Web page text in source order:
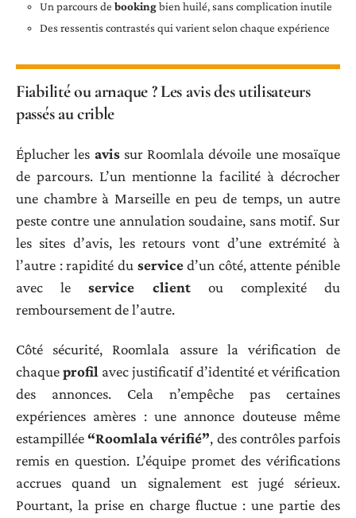
Un parcours de bookingbien huilé, sans complication inutile
Des ressentis contrastés qui varient selon chaque expérience
Fiabilité ou arnaque ? Les avis des utilisateurs
passés au crible
Éplucher les avissur Roomlala dévoile une mosaïque
de parcours. L’un mentionne la facilité à décrocher
une chambre à Marseille en peu de temps, un autre
peste contre une annulation soudaine, sans motif. Sur
les sites d’avis, les retours vont d’une extrémité à
l’autre : rapidité du serviced’un côté, attente pénible
avec leservice clientou complexité du
remboursement de l’autre.
Côté sécurité, Roomlala assure la vérification de
chaqueprofil avec justificatif d’identité et vérification
des annonces. Cela n’empêche pas certaines
expériences amères : une annonce douteuse même
estampillée “Roomlala vérifié”, des contrôles parfois
remis en question. L’équipe promet des vérifications
accrues quand un signalement est jugé sérieux.
Pourtant, la prise en charge fluctue : une partie des